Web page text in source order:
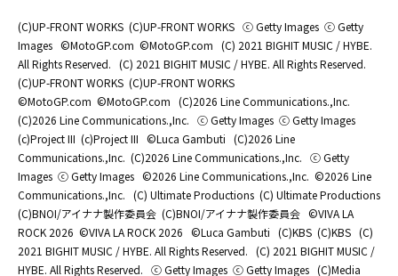
(C)UP-FRONT WORKS (C)UP-FRONT WORKS ⓒ Getty Images ⓒ Getty
Images ©MotoGP.com ©MotoGP.com (C) 2021 BIGHIT MUSIC / HYBE.
All Rights Reserved. (C) 2021 BIGHIT MUSIC / HYBE. All Rights Reserved.
(C)UP-FRONT WORKS (C)UP-FRONT WORKS
©MotoGP.com ©MotoGP.com (C)2026 Line Communications.,Inc.
(C)2026 Line Communications.,Inc. ⓒ Getty Images ⓒ Getty Images
(c)Project III (c)Project III ©Luca Gambuti (C)2026 Line
Communications.,Inc. (C)2026 Line Communications.,Inc. ⓒ Getty
Images ⓒ Getty Images ©2026 Line Communications.,Inc. ©2026 Line
Communications.,Inc. (C) Ultimate Productions (C) Ultimate Productions
(C)BNOI/アイナナ製作委員会 (C)BNOI/アイナナ製作委員会 ©️VIVA LA
ROCK 2026 ©️VIVA LA ROCK 2026 ©Luca Gambuti (C)KBS (C)KBS (C)
2021 BIGHIT MUSIC / HYBE. All Rights Reserved. (C) 2021 BIGHIT MUSIC /
HYBE. All Rights Reserved. ⓒ Getty Images ⓒ Getty Images (C)Media